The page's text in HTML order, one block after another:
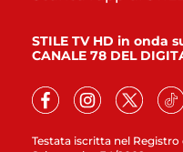
Testata iscritta nel
STILE TV HD in onda
CANALE 78 DEL